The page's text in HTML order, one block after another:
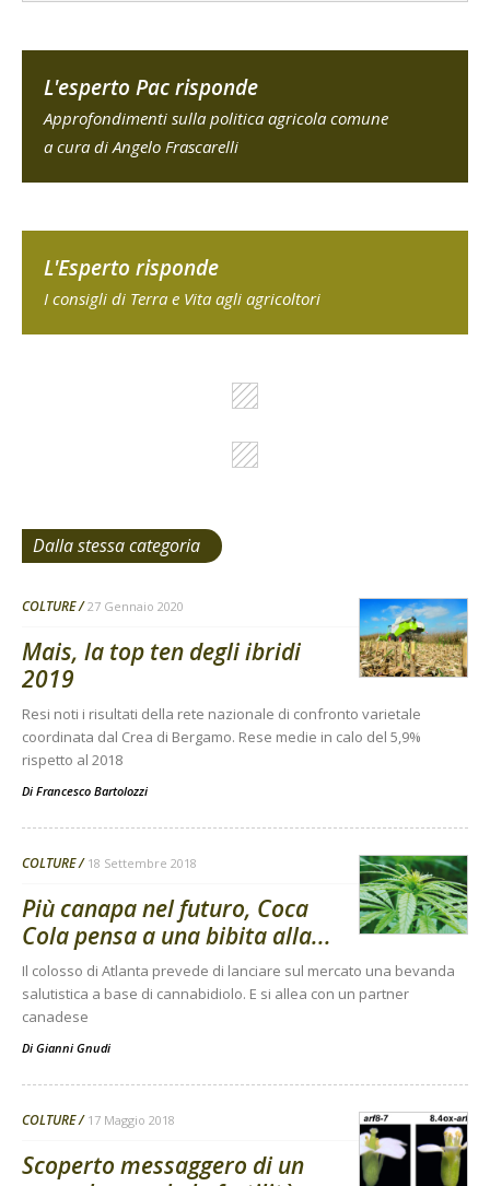
L'esperto Pac risponde
Approfondimenti sulla politica agricola comune
a cura di Angelo Frascarelli
L'Esperto risponde
I consigli di Terra e Vita agli agricoltori
Dalla stessa categoria
COLTURE 27 Gennaio 2020
Mais, la top ten degli ibridi
2019
Resi noti i risultati della rete nazionale di confronto varietale
coordinata dal Crea di Bergamo. Rese medie in calo del 5,9%
rispetto al 2018
Di Francesco Bartolozzi
COLTURE 18 Settembre 2018
Più canapa nel futuro, Coca
Cola pensa a una bibita alla...
Il colosso di Atlanta prevede di lanciare sul mercato una bevanda
salutistica a base di cannabidiolo. E si allea con un partner
canadese
Di Gianni Gnudi
COLTURE 17 Maggio 2018
Scoperto messaggero di un